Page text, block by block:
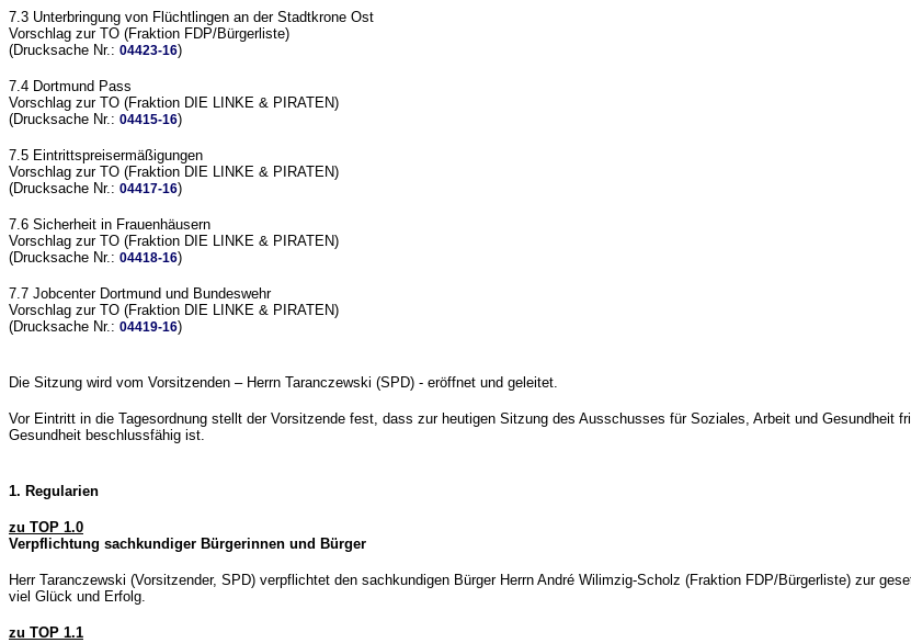
7.3 Unterbringung von Flüchtlingen an der Stadtkrone Ost
Vorschlag zur TO (Fraktion FDP/Bürgerliste)
(Drucksache Nr.: 04423-16)
7.4 Dortmund Pass
Vorschlag zur TO (Fraktion DIE LINKE & PIRATEN)
(Drucksache Nr.: 04415-16)
7.5 Eintrittspreisermäßigungen
Vorschlag zur TO (Fraktion DIE LINKE & PIRATEN)
(Drucksache Nr.: 04417-16)
7.6 Sicherheit in Frauenhäusern
Vorschlag zur TO (Fraktion DIE LINKE & PIRATEN)
(Drucksache Nr.: 04418-16)
7.7 Jobcenter Dortmund und Bundeswehr
Vorschlag zur TO (Fraktion DIE LINKE & PIRATEN)
(Drucksache Nr.: 04419-16)
Die Sitzung wird vom Vorsitzenden – Herrn Taranczewski (SPD) - eröffnet und geleitet.
Vor Eintritt in die Tagesordnung stellt der Vorsitzende fest, dass zur heutigen Sitzung des Ausschusses für Soziales, Arbeit und Gesundheit
Gesundheit beschlussfähig ist.
1. Regularien
zu TOP 1.0
Verpflichtung sachkundiger Bürgerinnen und Bürger
Herr Taranczewski (Vorsitzender, SPD) verpflichtet den sachkundigen Bürger Herrn André Wilimzig-Scholz (Fraktion FDP/Bürgerliste) zur
viel Glück und Erfolg.
zu TOP 1.1